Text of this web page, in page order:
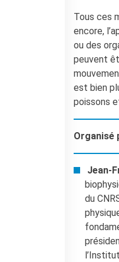
Séjours
Étudier en
Louer nos
Le cercle
L'Institut
Où
Notre
Notre
La Carte
Milano
Offres
Autres
françaises
Tous ces
encore,
ou des
peuvent
est bien
poissons
Organisé
Jean-
du